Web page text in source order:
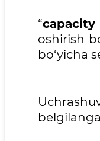
“
oshirish
bo‘yicha